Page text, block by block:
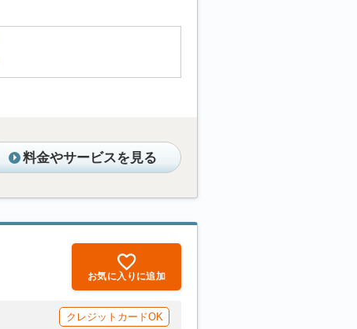
料金やサービスを見る
お気に入りに追加
クレジットカードOK